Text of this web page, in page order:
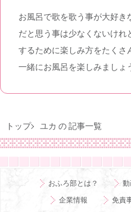
お風呂で歌を歌う事が大好き
だと思う事は少なくないけれ
するために楽しみ方をたくさ
一緒にお風呂を楽しみましょ
トップ ユカ の 記事一覧
おふろ部とは？
企業情報
免責